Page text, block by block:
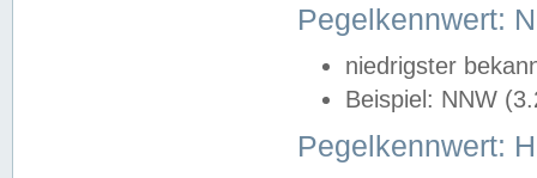
Pegelkennwert:
niedrigster
Beispiel: NNW
Pegelkennwert: